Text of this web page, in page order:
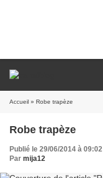
Accueil » Robe trapèze
Robe trapèze
Publié le 29/06/2014 à 09:02
Par mija12